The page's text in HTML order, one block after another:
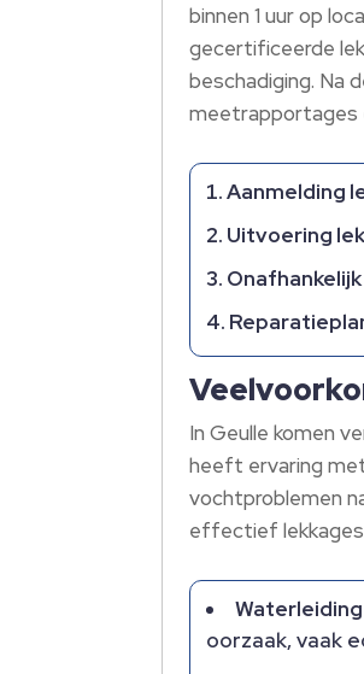
binnen 1 uur op
gecertificeerde
beschadiging. Na
meetrapportages
Aanmelding
Uitvoering
In Geulle komen
heeft ervaring
vochtproblemen
effectief lekkages
oorzaak, vaak